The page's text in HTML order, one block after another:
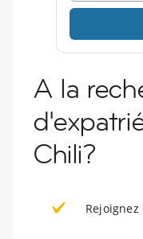
A la
Chili?